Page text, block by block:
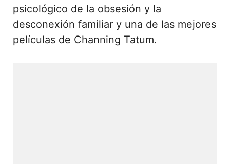
psicológico de la obsesión y la
desconexión familiar y una de las mejores
películas de Channing Tatum.